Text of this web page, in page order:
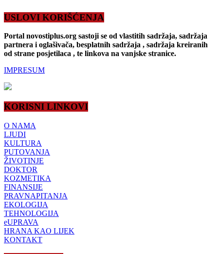
USLOVI KORIŠĆENJA
Portal novostiplus.org sastoji se od vlastitih sadržaja, sadržaja
partnera i oglašivača, besplatnih sadržaja , sadržaja kreiranih
od strane posjetilaca , te linkova na vanjske stranice.
IMPRESUM
KORISNI LINKOVI
O NAMA
LJUDI
KULTURA
PUTOVANJA
ŽIVOTINJE
DOKTOR
KOZMETIKA
FINANSIJE
PRAVNAPITANJA
EKOLOGIJA
TEHNOLOGIJA
eUPRAVA
HRANA KAO LIJEK
KONTAKT